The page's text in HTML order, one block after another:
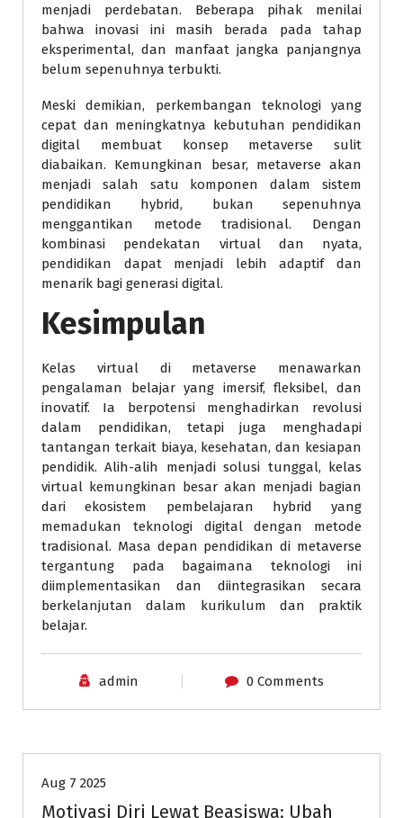
menjadi perdebatan. Beberapa pihak menilai
bahwa inovasi ini masih berada pada tahap
eksperimental, dan manfaat jangka panjangnya
belum sepenuhnya terbukti.
Meski demikian, perkembangan teknologi yang
cepat dan meningkatnya kebutuhan pendidikan
digital membuat konsep metaverse sulit
diabaikan. Kemungkinan besar, metaverse akan
menjadi salah satu komponen dalam sistem
pendidikan hybrid, bukan sepenuhnya
menggantikan metode tradisional. Dengan
kombinasi pendekatan virtual dan nyata,
pendidikan dapat menjadi lebih adaptif dan
menarik bagi generasi digital.
Kesimpulan
Kelas virtual di metaverse menawarkan
pengalaman belajar yang imersif, fleksibel, dan
inovatif. Ia berpotensi menghadirkan revolusi
dalam pendidikan, tetapi juga menghadapi
tantangan terkait biaya, kesehatan, dan kesiapan
pendidik. Alih-alih menjadi solusi tunggal, kelas
virtual kemungkinan besar akan menjadi bagian
dari ekosistem pembelajaran hybrid yang
memadukan teknologi digital dengan metode
tradisional. Masa depan pendidikan di metaverse
tergantung pada bagaimana teknologi ini
diimplementasikan dan diintegrasikan secara
berkelanjutan dalam kurikulum dan praktik
belajar.
admin 0 Comments
Aug 7 2025
Motivasi Diri Lewat Beasiswa: Ubah